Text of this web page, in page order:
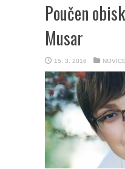
Poučen
Musar
15. 3. 2016 NOVICE